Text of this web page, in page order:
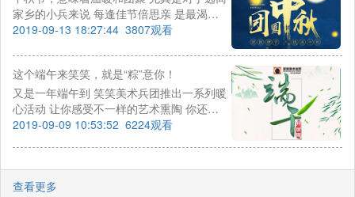
家乡的小兵来说 每逢佳节倍思亲 是最渴望
和家人团聚的时候 笑笑兵团特意为小兵们安
看一轮明月高空朗照 吃一顿热闹家宴举杯欢
笑 在一起，才是中秋
2019-09-13 18:27:44 3807观看
这个端午来笑笑，就是“粽”意你！
又是一年端午到 笑笑美术兵团推出一系列暖
心活动 让你感受不一样的艺术熏陶 你还在
等什么 参与其“粽” 乐在其“粽” 尽情放“粽”
2019-09-09 10:53:52 6224观看
查看更多